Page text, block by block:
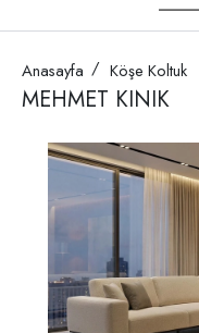
Anasayfa Köşe Koltuk
MEHMET KINIK